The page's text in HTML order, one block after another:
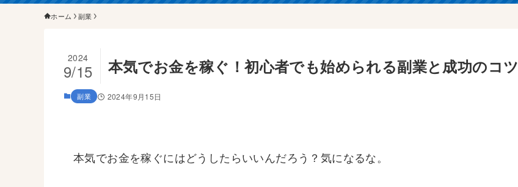
ホーム 副業
本気でお金を稼ぐ！初心者でも始められる副業と成功のコツ
2024
9/15
副業 2024年9月15日
本気でお金を稼ぐにはどうしたらいいんだろう？気になるな。